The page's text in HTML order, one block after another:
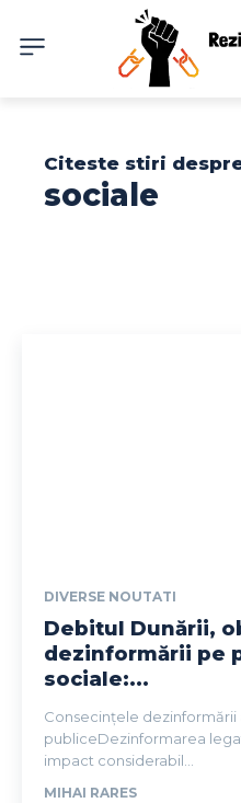
Citeste stiri
sociale
DIVERSE NOUTATI
Debitul Dunării,
dezinformării pe
sociale:...
Consecințele
publiceDezinformarea
impact considerabil...
MIHAI RARES